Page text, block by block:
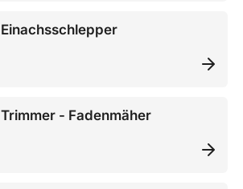
Einachsschlepper
Trimmer - Fadenmäher